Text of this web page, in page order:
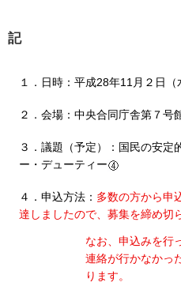
記
１． 日時 ： 平成28年11月２日
２． 会場 ： 中央合同庁舎第７
３． 議題（予定） ： 国民の安定
ー・デューティー
４． 申込方法 ： 多数の方から申
達しましたので、募集を締め切
なお、申込みを行
連絡が行かなかっ
ります。